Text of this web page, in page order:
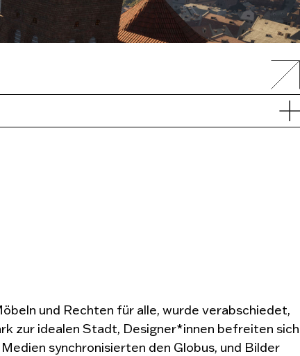
und Rechten für alle, wurde verabschiedet,
zur idealen Stadt, Designer*innen befreiten sich
synchronisierten den Globus, und Bilder